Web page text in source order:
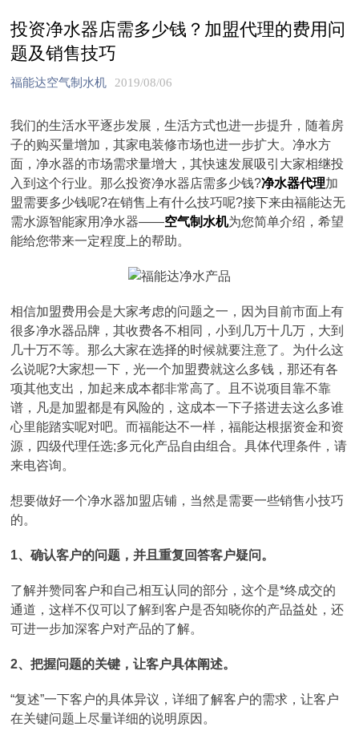
投资净水器店需多少钱？加盟代理的费用问
题及销售技巧
福能达空气制水机 2019/08/06
我们的生活水平逐步发展，生活方式也进一步提升，随着房
子的购买量增加，其家电装修市场也进一步扩大。净水方
面，净水器的市场需求量增大，其快速发展吸引大家相继投
入到这个行业。那么投资净水器店需多少钱?净水器代理加
盟需要多少钱呢?在销售上有什么技巧呢?接下来由福能达无
需水源智能家用净水器——空气制水机为您简单介绍，希望
能给您带来一定程度上的帮助。
相信加盟费用会是大家考虑的问题之一，因为目前市面上有
很多净水器品牌，其收费各不相同，小到几万十几万，大到
几十万不等。那么大家在选择的时候就要注意了。为什么这
么说呢?大家想一下，光一个加盟费就这么多钱，那还有各
项其他支出，加起来成本都非常高了。且不说项目靠不靠
谱，凡是加盟都是有风险的，这成本一下子搭进去这么多谁
心里能踏实呢对吧。而福能达不一样，福能达根据资金和资
源，四级代理任选;多元化产品自由组合。具体代理条件，请
来电咨询。
想要做好一个净水器加盟店铺，当然是需要一些销售小技巧
的。
1、确认客户的问题，并且重复回答客户疑问。
了解并赞同客户和自己相互认同的部分，这个是*终成交的
通道，这样不仅可以了解到客户是否知晓你的产品益处，还
可进一步加深客户对产品的了解。
2、把握问题的关键，让客户具体阐述。
“复述”一下客户的具体异议，详细了解客户的需求，让客户
在关键问题上尽量详细的说明原因。